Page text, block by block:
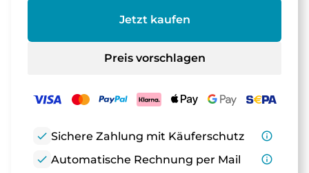
Jetzt kaufen
Preis vorschlagen
check Sichere Zahlung mit Käuferschutz
info_outline
check Automatische Rechnung per Mail
info_outline